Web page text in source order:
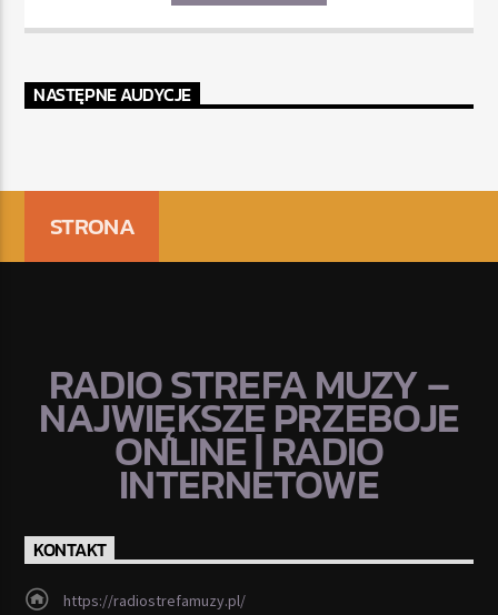
NASTĘPNE AUDYCJE
STRONA
RADIO STREFA MUZY –
NAJWIĘKSZE PRZEBOJE
ONLINE | RADIO
INTERNETOWE
KONTAKT
https://radiostrefamuzy.pl/